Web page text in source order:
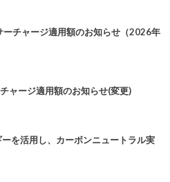
チャージ適用額のお知らせ（2026年
ージ適用額のお知らせ(変更)
を活用し、カーボンニュートラル実